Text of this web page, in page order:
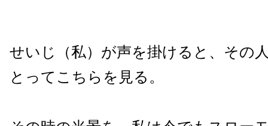
せいじ（私）が声を掛けると、その
とってこちらを見る。